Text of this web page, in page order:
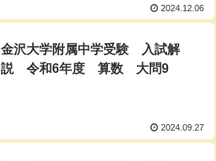
2024.12.06
金沢大学附属中学受験 入試解
説 令和6年度 算数 大問9
2024.09.27